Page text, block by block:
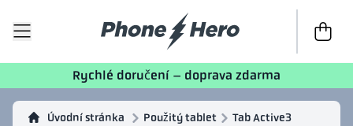
K
Rychlé doručení – doprava zdarma
Úvodní stránka Použitý tablet Tab Active3